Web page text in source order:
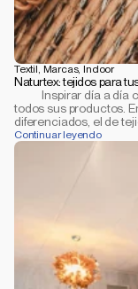
Textil, Marcas, Indoor
Naturtex: tejidos para
           Inspirar día a día con imágenes hasta donde pueden llegar con
todos sus productos.
diferenciados, el de
Continuar leyendo